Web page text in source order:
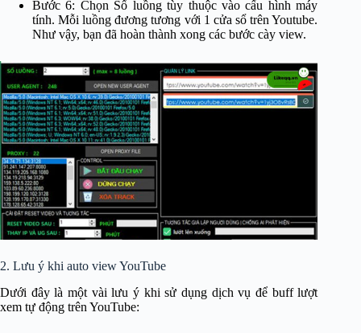
Bước 6: Chọn Số luồng tùy thuộc vào cấu hình máy
tính. Mỗi luồng đương tương với 1 cửa sổ trên Youtube.
Như vậy, bạn đã hoàn thành xong các bước cày view.
2. Lưu ý khi auto view YouTube
Dưới đây là một vài lưu ý khi sử dụng dịch vụ để buff lượt
xem tự động trên YouTube: